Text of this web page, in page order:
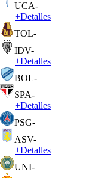
UCA-
+Detalles
TOL-
IDV-
+Detalles
BOL-
SPA-
+Detalles
PSG-
ASV-
+Detalles
UNI-